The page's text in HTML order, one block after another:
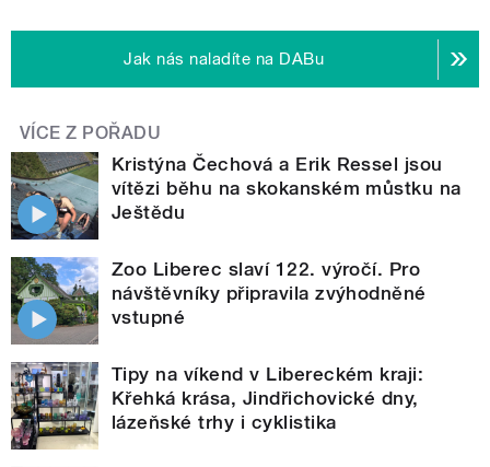
Jak nás naladíte na DABu
VÍCE Z POŘADU
Kristýna Čechová a Erik Ressel jsou
vítězi běhu na skokanském můstku na
Ještědu
Zoo Liberec slaví 122. výročí. Pro
návštěvníky připravila zvýhodněné
vstupné
Tipy na víkend v Libereckém kraji:
Křehká krása, Jindřichovické dny,
lázeňské trhy i cyklistika